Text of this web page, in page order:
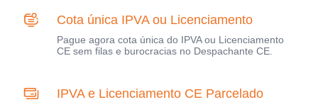
Cota única IPVA ou Licenciamento
Pague agora cota única do IPVA ou Licenciamento
CE sem filas e burocracias no Despachante CE.
IPVA e Licenciamento CE Parcelado